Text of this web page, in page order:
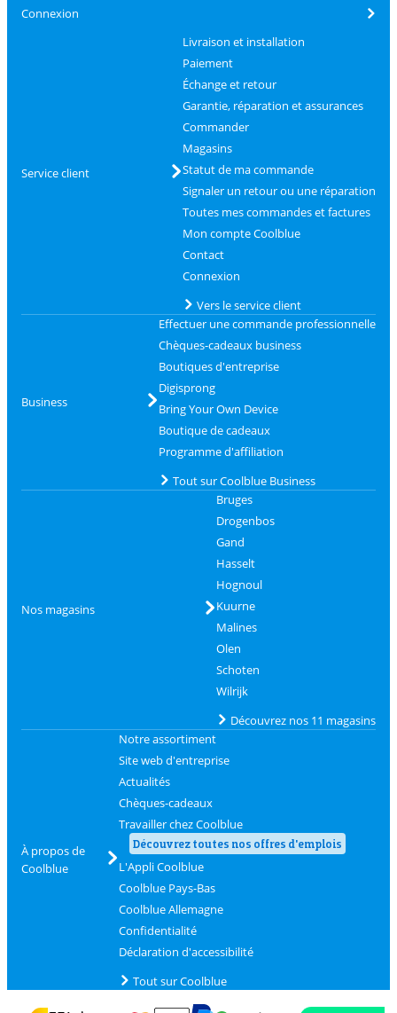
Connexion
Service client
Livraison et installation
Paiement
Échange et retour
Garantie, réparation et assurances
Commander
Magasins
Statut de ma commande
Signaler un retour ou une réparation
Toutes mes commandes et factures
Mon compte Coolblue
Contact
Connexion
Vers le service client
Business
Effectuer une commande professionnelle
Chèques-cadeaux business
Boutiques d'entreprise
Digisprong
Bring Your Own Device
Boutique de cadeaux
Programme d'affiliation
Tout sur Coolblue Business
Nos magasins
Bruges
Drogenbos
Gand
Hasselt
Hognoul
Kuurne
Malines
Olen
Schoten
Wilrijk
Découvrez nos 11 magasins
À propos de
Coolblue
Notre assortiment
Site web d'entreprise
Actualités
Chèques-cadeaux
Travailler chez Coolblue
Découvrez toutes nos offres d'emplois
L'Appli Coolblue
Coolblue Pays-Bas
Coolblue Allemagne
Confidentialité
Déclaration d'accessibilité
Tout sur Coolblue